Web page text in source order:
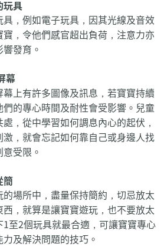
玩具
，例如電子玩具，因其光線及音效
，令他們感官超出負荷，注意力亦
發育。
幕
上有許多圖像及訊息，若寶寶持續
的專心時間及耐性會受影響。兒童
，從中學習如何調息內心的起伏，
，就會忘記如何靠自己或身邊人找
受限。
簡
場所中，盡量保持簡約，切忌放太
，就算是讓寶寶遊玩，也不要放太
至2個玩具就最合適，可讓寶寶專心
及解決問題的技巧。